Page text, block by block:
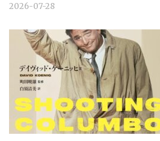
2026-07-28